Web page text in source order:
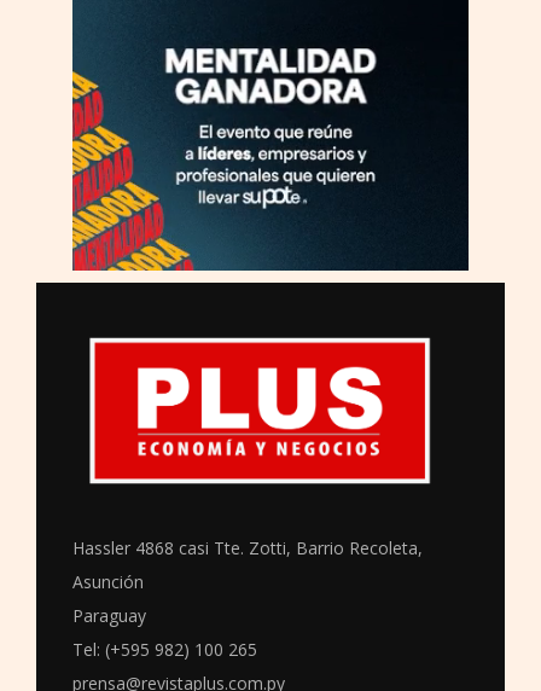
Hassler 4868 casi Tte. Zotti, Barrio Recoleta,
Asunción
Paraguay
Tel: (+595 982) 100 265
prensa@revistaplus.com.py